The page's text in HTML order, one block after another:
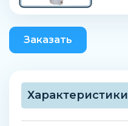
Заказать
Характеристики